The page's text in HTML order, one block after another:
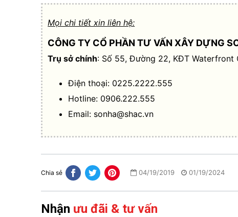
Mọi chi tiết xin liên hệ:
CÔNG TY CỔ PHẦN TƯ VẤN XÂY DỰNG
Trụ sở chính: Số 55, Đường 22, KĐT Waterfront
Điện thoại: 0225.2222.555
Hotline: 0906.222.555
Email: sonha@shac.vn
Chia sẻ 04/19/2019 01/19/2024
Nhận ưu đãi & tư vấn